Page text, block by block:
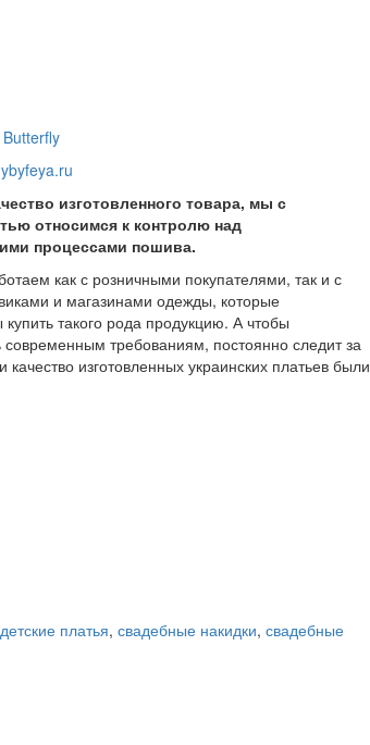
Butterfly
изготовленного товара, мы с
относимся к контролю над
процессами пошива.
как с розничными покупателями, так и с
и магазинами одежды, которые
такого рода продукцию. А чтобы
современным требованиям, постоянно следит за
изготовленных украинских платьев были
детские платья, свадебные накидки, свадебные